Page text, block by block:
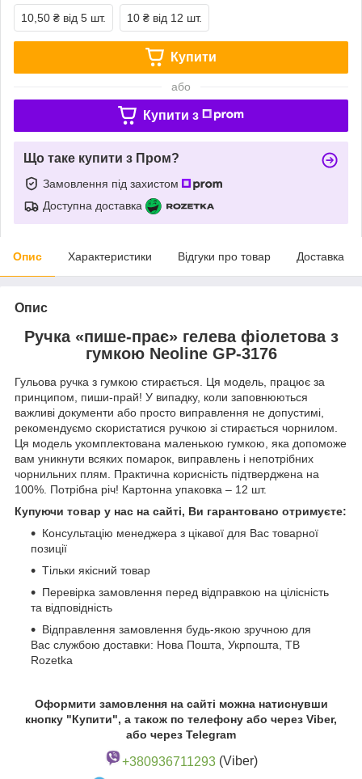
10,50 ₴ від 5 шт. 10 ₴ від 12 шт.
Купити
або
Купити з
Що таке купити з Пром?
Замовлення під захистом
Доступна доставка
Опис Характеристики Відгуки про товар Доставка
Опис
Ручка «пише-прає» гелева фіолетова з
гумкою Neoline GP-3176
Гульова ручка з гумкою стирається. Ця модель, працює за
принципом, пиши-прай! У випадку, коли заповнюються
важливі документи або просто виправлення не допустимі,
рекомендуємо скористатися ручкою зі стирається чорнилом.
Ця модель укомплектована маленькою гумкою, яка допоможе
вам уникнути всяких помарок, виправлень і непотрібних
чорнильних плям. Практична корисність підтверджена на
100%. Потрібна річ! Картонна упаковка – 12 шт.
Купуючи товар у нас на сайті, Ви гарантовано отримуєте:
Консультацію менеджера з цікавої для Вас товарної
позиції
Тільки якісний товар
Перевірка замовлення перед відправкою на цілісність
та відповідність
Відправлення замовлення будь-якою зручною для
Вас службою доставки: Нова Пошта, Укрпошта, ТВ
Rozetka
Оформити замовлення на сайті можна натиснувши
кнопку "Купити", а також по телефону або через Viber,
або через Telegram
+380936711293(Viber)